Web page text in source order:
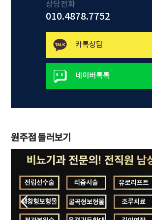
상담전화
010.4878.7752
카톡상담
네이버톡톡
원주점 둘러보기